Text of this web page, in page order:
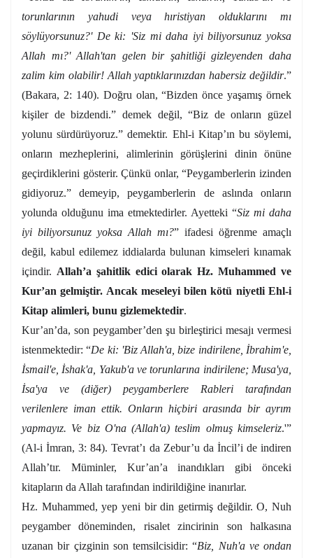
torunlarının yahudi veya hıristiyan olduklarını mı
söylüyorsunuz?' De ki: 'Siz mi daha iyi biliyorsunuz yoksa
Allah mı?' Allah'tan gelen bir şahitliği gizleyenden daha
zalim kim olabilir! Allah yaptıklarınızdan habersiz değildir.”
(Bakara, 2: 140). Doğru olan, “Bizden önce yaşamış örnek
kişiler de bizdendi.” demek değil, “Biz de onların güzel
yolunu sürdürüyoruz.” demektir. Ehl-i Kitap’ın bu söylemi,
onların mezheplerini, alimlerinin görüşlerini dinin önüne
geçirdiklerini gösterir. Çünkü onlar, “Peygamberlerin izinden
gidiyoruz.” demeyip, peygamberlerin de aslında onların
yolunda olduğunu ima etmektedirler. Ayetteki “Siz mi daha
iyi biliyorsunuz yoksa Allah mı?” ifadesi öğrenme amaçlı
değil, kabul edilemez iddialarda bulunan kimseleri kınamak
içindir. Allah’a şahitlik edici olarak Hz. Muhammed ve
Kur’an gelmiştir. Ancak meseleyi bilen kötü niyetli Ehl-i
Kitap alimleri, bunu gizlemektedir.
Kur’an’da, son peygamber’den şu birleştirici mesajı vermesi
istenmektedir: “De ki: 'Biz Allah'a, bize indirilene, İbrahim'e,
İsmail'e, İshak'a, Yakub'a ve torunlarına indirilene; Musa'ya,
İsa'ya ve (diğer) peygamberlere Rableri tarafından
verilenlere iman ettik. Onların hiçbiri arasında bir ayrım
yapmayız. Ve biz O'na (Allah'a) teslim olmuş kimseleriz.'”
(Al-i İmran, 3: 84). Tevrat’ı da Zebur’u da İncil’i de indiren
Allah’tır. Müminler, Kur’an’a inandıkları gibi önceki
kitapların da Allah tarafından indirildiğine inanırlar.
Hz. Muhammed, yep yeni bir din getirmiş değildir. O, Nuh
peygamber döneminden, risalet zincirinin son halkasına
uzanan bir çizginin son temsilcisidir: “Biz, Nuh'a ve ondan